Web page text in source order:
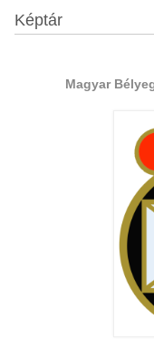
Képtár
Magyar